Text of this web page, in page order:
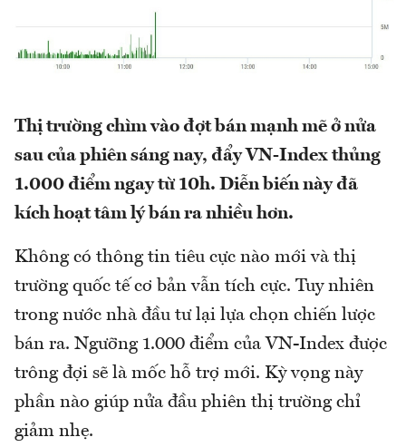
Thị trường chìm vào đợt bán mạnh mẽ ở nửa
sau của phiên sáng nay, đẩy VN-Index thủng
1.000 điểm ngay từ 10h. Diễn biến này đã
kích hoạt tâm lý bán ra nhiều hơn.
Không có thông tin tiêu cực nào mới và thị
trường quốc tế cơ bản vẫn tích cực. Tuy nhiên
trong nước nhà đầu tư lại lựa chọn chiến lược
bán ra. Ngưỡng 1.000 điểm của VN-Index được
trông đợi sẽ là mốc hỗ trợ mới. Kỳ vọng này
phần nào giúp nửa đầu phiên thị trường chỉ
giảm nhẹ.